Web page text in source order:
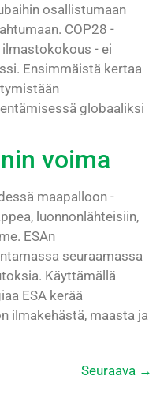
osallistumaan
COP28 -
- ei
Ensimmäistä kertaa
globaaliksi
voima
maapalloon -
luonnonlähteisiin,
ESAn
seuraamassa
Käyttämällä
ESA kerää
ilmakehästä, maasta ja
Seuraava →